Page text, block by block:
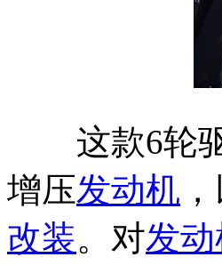
这款6轮驱
增压发动机
改装。对发